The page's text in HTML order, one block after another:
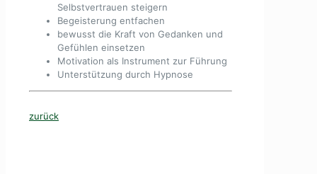
Selbstvertrauen steigern
Begeisterung entfachen
bewusst die Kraft von Gedanken und
Gefühlen einsetzen
Motivation als Instrument zur Führung
Unterstützung durch Hypnose
zurück